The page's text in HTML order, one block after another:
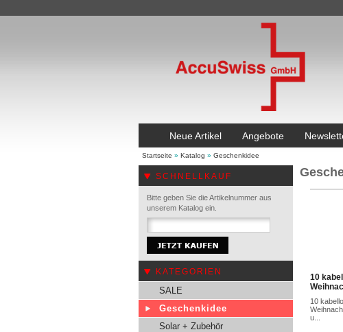
Neue Artikel Angebote
Startseite » Katalog » Geschenkidee
SCHNELLKAUF
Bitte geben Sie die Artikelnummer aus
unserem Katalog ein.
KATEGORIEN
SALE
Geschenkidee
Solar + Zubehör
10
10
u...